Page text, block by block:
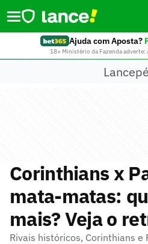
Ajuda com Aposta?
18+ Ministério da Fazenda
Corinthians x
mata-matas:
mais? Veja o
Rivais históricos, Corinthians e